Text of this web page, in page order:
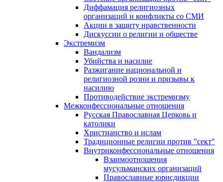
Диффамация религиозных
организаций и конфликты со СМИ
Акции в защиту нравственности
Дискуссии о религии и обществе
Экстремизм
Вандализм
Убийства и насилие
Разжигание национальной и
религиозной розни и призывы к
насилию
Противодействие экстремизму
Межконфессиональные отношения
Русская Православная Церковь и
католики
Христианство и ислам
Традиционные религии против "сект"
Внутриконфессиональные отношения
Взаимоотношения
мусульманских организаций
Православные юрисдикции